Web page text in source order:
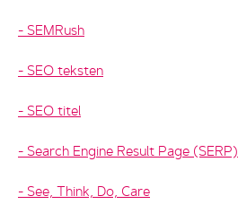
SEMRush
SEO teksten
SEO titel
Search Engine Result Page (SERP)
See, Think, Do, Care